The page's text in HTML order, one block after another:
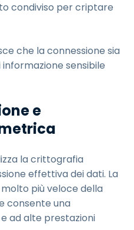
condiviso per criptare
che la connessione sia
sensibile
e
la crittografia
effettiva dei dati. La
più veloce della
consente una
ad alte prestazioni